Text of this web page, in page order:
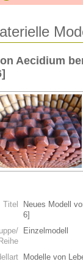
Aecidium
Titel
Neues Modell
6]
Reihe
Einzelmodell
Modelle von